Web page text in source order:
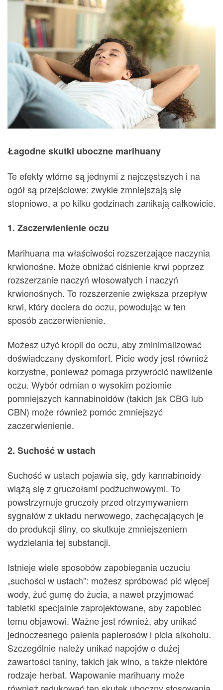
Łagodne skutki uboczne marihuany
Te efekty wtórne są jednymi z najczęstszych i na
ogół są przejściowe: zwykle zmniejszają się
stopniowo, a po kilku godzinach zanikają całkowicie.
1. Zaczerwienienie oczu
Marihuana ma właściwości rozszerzające naczynia
krwionośne. Może obniżać ciśnienie krwi poprzez
rozszerzanie naczyń włosowatych i naczyń
krwionośnych. To rozszerzenie zwiększa przepływ
krwi, który dociera do oczu, powodując w ten
sposób zaczerwienienie.
Możesz użyć kropli do oczu, aby zminimalizować
doświadczany dyskomfort. Picie wody jest również
korzystne, ponieważ pomaga przywrócić nawilżenie
oczu. Wybór odmian o wysokim poziomie
pomniejszych kannabinoidów (takich jak CBG lub
CBN) może również pomóc zmniejszyć
zaczerwienienie.
2. Suchość w ustach
Suchość w ustach pojawia się, gdy kannabinoidy
wiążą się z gruczołami podżuchwowymi. To
powstrzymuje gruczoły przed otrzymywaniem
sygnałów z układu nerwowego, zachęcających je
do produkcji śliny, co skutkuje zmniejszeniem
wydzielania tej substancji.
Istnieje wiele sposobów zapobiegania uczuciu
„suchości w ustach”: możesz spróbować pić więcej
wody, żuć gumę do żucia, a nawet przyjmować
tabletki specjalnie zaprojektowane, aby zapobiec
temu objawowi. Ważne jest również, aby unikać
jednoczesnego palenia papierosów i picia alkoholu.
Szczególnie należy unikać napojów o dużej
zawartości taniny, takich jak wino, a także niektóre
rodzaje herbat. Wapowanie marihuany może